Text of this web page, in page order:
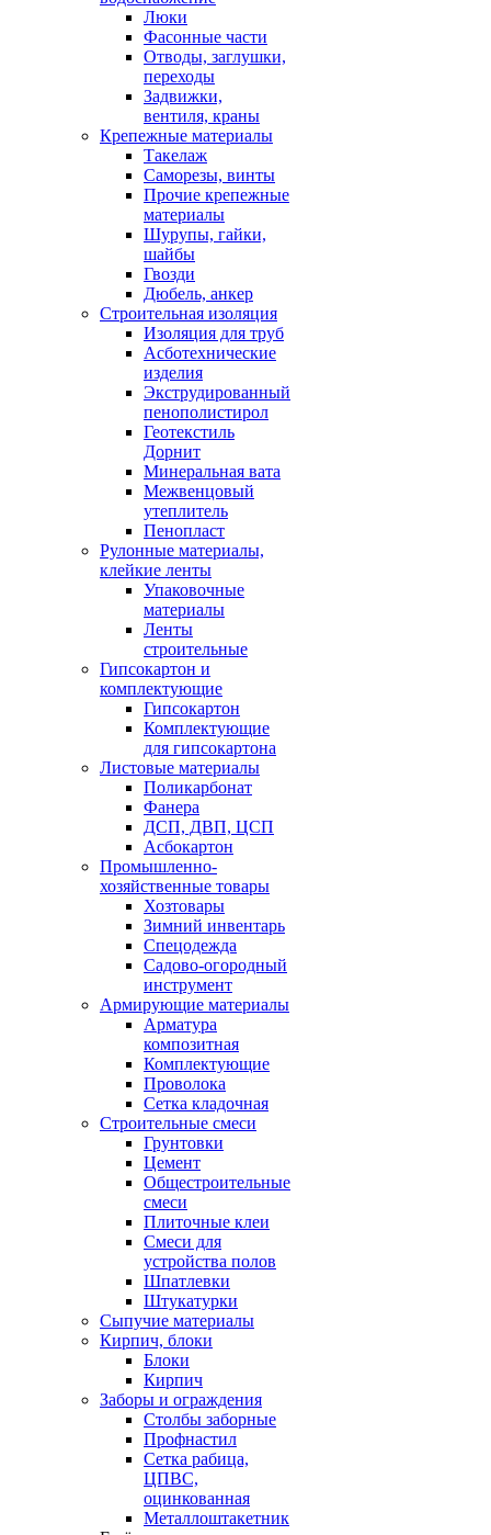
Люки
Фасонные части
Отводы, заглушки,
переходы
Задвижки,
вентиля, краны
Крепежные материалы
Такелаж
Саморезы, винты
Прочие крепежные
материалы
Шурупы, гайки,
шайбы
Гвозди
Дюбель, анкер
Строительная изоляция
Изоляция для труб
Асботехнические
изделия
Экструдированный
пенополистирол
Геотекстиль
Дорнит
Минеральная вата
Межвенцовый
утеплитель
Пенопласт
Рулонные материалы,
клейкие ленты
Упаковочные
материалы
Ленты
строительные
Гипсокартон и
комплектующие
Гипсокартон
Комплектующие
для гипсокартона
Листовые материалы
Поликарбонат
Фанера
ДСП, ДВП, ЦСП
Асбокартон
Промышленно-
хозяйственные товары
Хозтовары
Зимний инвентарь
Спецодежда
Садово-огородный
инструмент
Армирующие материалы
Арматура
композитная
Комплектующие
Проволока
Сетка кладочная
Строительные смеси
Грунтовки
Цемент
Общестроительные
смеси
Плиточные клеи
Смеси для
устройства полов
Шпатлевки
Штукатурки
Сыпучие материалы
Кирпич, блоки
Блоки
Кирпич
Заборы и ограждения
Столбы заборные
Профнастил
Сетка рабица,
ЦПВС,
оцинкованная
Металлоштакетник